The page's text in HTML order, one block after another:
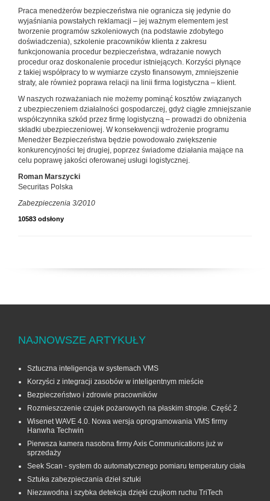
Praca menedżerów bezpieczeństwa nie ogranicza się jedynie do
wyjaśniania powstałych reklamacji – jej ważnym elementem jest
tworzenie programów szkoleniowych (na podstawie zdobytego
doświadczenia), szkolenie pracowników klienta z zakresu
funkcjonowania procedur bezpieczeństwa, wdrażanie nowych
procedur oraz doskonalenie procedur istniejących. Korzyści płynące
z takiej współpracy to w wymiarze czysto finansowym, zmniejszenie
straty, ale również poprawa relacji na linii firma logistyczna – klient.
W naszych rozważaniach nie możemy pominąć kosztów związanych
z ubezpieczeniem działalności gospodarczej, gdyż ciągłe zmniejszanie
współczynnika szkód przez firmę logistyczną – prowadzi do obniżenia
składki ubezpieczeniowej. W konsekwencji wdrożenie programu
Menedżer Bezpieczeństwa będzie powodowało zwiększenie
konkurencyjności tej drugiej, poprzez świadome działania mające na
celu poprawę jakości oferowanej usługi logistycznej.
Roman Marszycki
Securitas Polska
Zabezpieczenia 3/2010
10583 odsłony
NAJNOWSZE ARTYKUŁY
Sztuczna inteligencja w systemach VMS
Korzyści z integracji zasobów w inteligentnym mieście
Bezpieczeństwo i zdrowie pracowników
Rozmieszczenie czujek pożarowych na płaskim stropie. Część 2
Wisenet WAVE 4.0. Nowa wersja oprogramowania VMS firmy
Hanwha Techwin
Pierwsza kamera nasobna firmy Axis Communications już w
sprzedaży
Seek Scan - system do automatycznego pomiaru temperatury ciała
Sztuka zabezpieczania dzieł sztuki
Niezawodna i szybka detekcja dzięki czujkom ruchu TriTech